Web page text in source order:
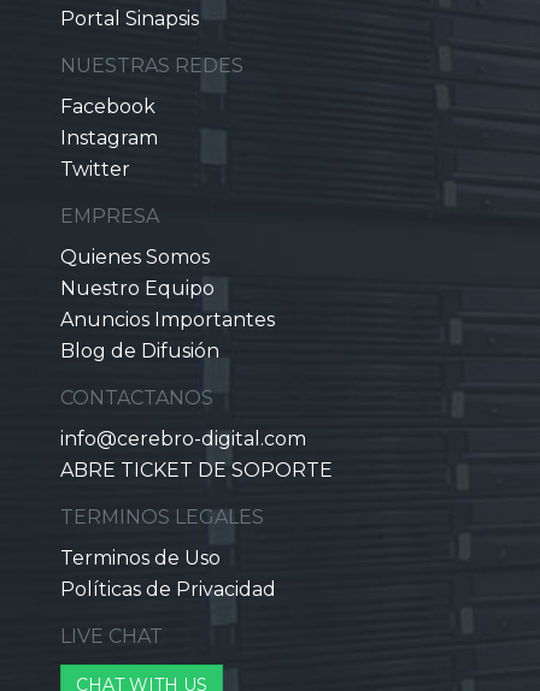
Portal Sinapsis
NUESTRAS REDES
Facebook
Instagram
Twitter
EMPRESA
Quienes Somos
Nuestro Equipo
Anuncios Importantes
Blog de Difusión
CONTACTANOS
info@cerebro-digital.com
ABRE TICKET DE SOPORTE
TERMINOS LEGALES
Terminos de Uso
Políticas de Privacidad
LIVE CHAT
CHAT WITH US